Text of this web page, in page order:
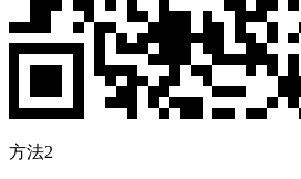
方法2